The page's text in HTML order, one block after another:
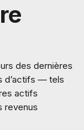
des dernières
d’actifs — tels
actifs
revenus